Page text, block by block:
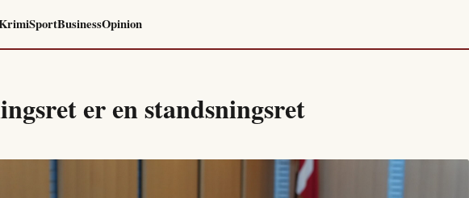
SportBusinessOpinion
er en standsningsret